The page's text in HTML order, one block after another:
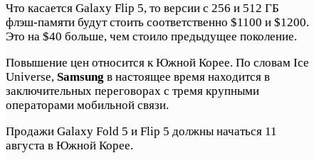
Что касается Galaxy Flip 5, то версии с 256 и 512 ГБ
флэш-памяти будут стоить соответственно $1100 и $1200.
Это на $40 больше, чем стоило предыдущее поколение.
Повышение цен относится к Южной Корее. По словам Ice
Universe, Samsung в настоящее время находится в
заключительных переговорах с тремя крупными
операторами мобильной связи.
Продажи Galaxy Fold 5 и Flip 5 должны начаться 11
августа в Южной Корее.